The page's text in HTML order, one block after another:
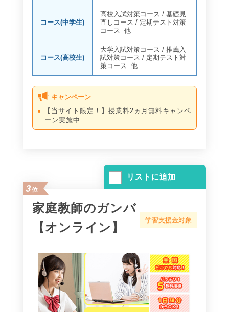
コース(中学生)
高校入試対策コース /基礎見
直しコース /定期テスト対策
コース 他
コース(高校生)
大学入試対策コース /推薦入
試対策コース /定期テスト対
策コース 他
キャンペーン
【当サイト限定！】授業料2ヵ月無料キャンペ
ーン実施中
リストに追加
3位
家庭教師のガンバ
【オンライン】
学習支援金対象